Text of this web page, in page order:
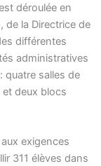
déroulée en
de la Directrice de
différentes
administratives
quatre salles de
deux blocs
exigences
311 élèves dans